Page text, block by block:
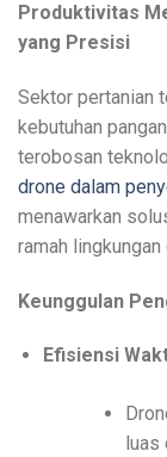
Produktivitas
yang Presisi
Sektor pertanian
kebutuhan
terobosan
drone dalam
menawarkan
ramah
Keunggulan
Efisiensi